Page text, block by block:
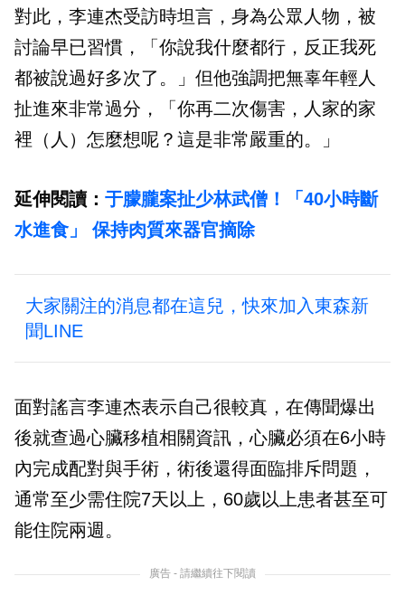
對此，李連杰受訪時坦言，身為公眾人物，被
討論早已習慣，「你說我什麼都行，反正我死
都被說過好多次了。」但他強調把無辜年輕人
扯進來非常過分，「你再二次傷害，人家的家
裡（人）怎麼想呢？這是非常嚴重的。」
延伸閱讀： 于朦朧案扯少林武僧！「40小時斷
水進食」 保持肉質來器官摘除
大家關注的消息都在這兒，快來加入東森新
聞LINE
面對謠言李連杰表示自己很較真，在傳聞爆出
後就查過心臟移植相關資訊，心臟必須在6小時
內完成配對與手術，術後還得面臨排斥問題，
通常至少需住院7天以上，60歲以上患者甚至可
能住院兩週。
廣告 - 請繼續往下閱讀